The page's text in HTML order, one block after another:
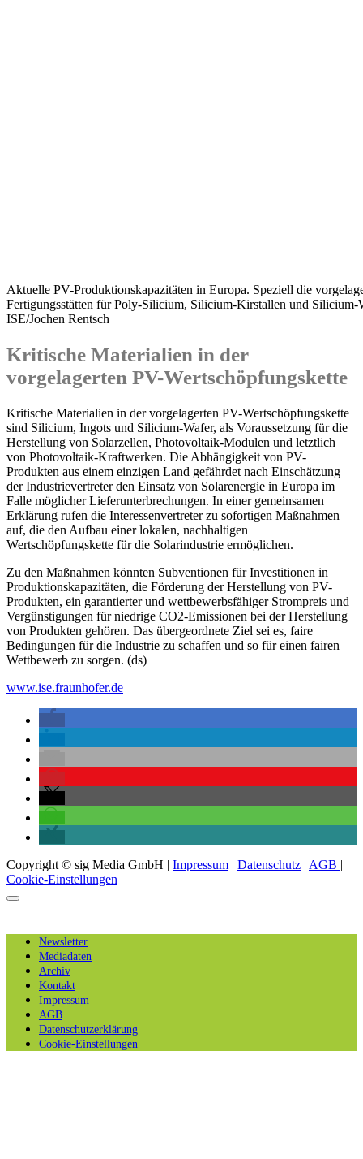
Aktuelle PV-Produktionskapazitäten in Europa. Speziell die
Fertigungsstätten für Poly-Silicium, Silicium-Kirstallen und
ISE/Jochen Rentsch
Kritische Materialien in der
vorgelagerten PV-Wertschöpfungskette
Kritische Materialien in der vorgelagerten PV-Wertschöpfungskette
sind Silicium, Ingots und Silicium-Wafer, als Voraussetzung für die
Herstellung von Solarzellen, Photovoltaik-Modulen und letztlich
von Photovoltaik-Kraftwerken. Die Abhängigkeit von PV-
Produkten aus einem einzigen Land gefährdet nach Einschätzung
der Industrievertreter den Einsatz von Solarenergie in Europa im
Falle möglicher Lieferunterbrechungen. In einer gemeinsamen
Erklärung rufen die Interessenvertreter zu sofortigen Maßnahmen
auf, die den Aufbau einer lokalen, nachhaltigen
Wertschöpfungskette für die Solarindustrie ermöglichen.
Zu den Maßnahmen könnten Subventionen für Investitionen in
Produktionskapazitäten, die Förderung der Herstellung von PV-
Produkten, ein garantierter und wettbewerbsfähiger Strompreis und
Vergünstigungen für niedrige CO2-Emissionen bei der Herstellung
von Produkten gehören. Das übergeordnete Ziel sei es, faire
Bedingungen für die Industrie zu schaffen und so für einen fairen
Wettbewerb zu sorgen. (ds)
www.ise.fraunhofer.de
Copyright © sig Media GmbH | Impressum | Datenschutz | AGB |
Cookie-Einstellungen
Newsletter
Mediadaten
Archiv
Kontakt
Impressum
AGB
Datenschutzerklärung
Cookie-Einstellungen